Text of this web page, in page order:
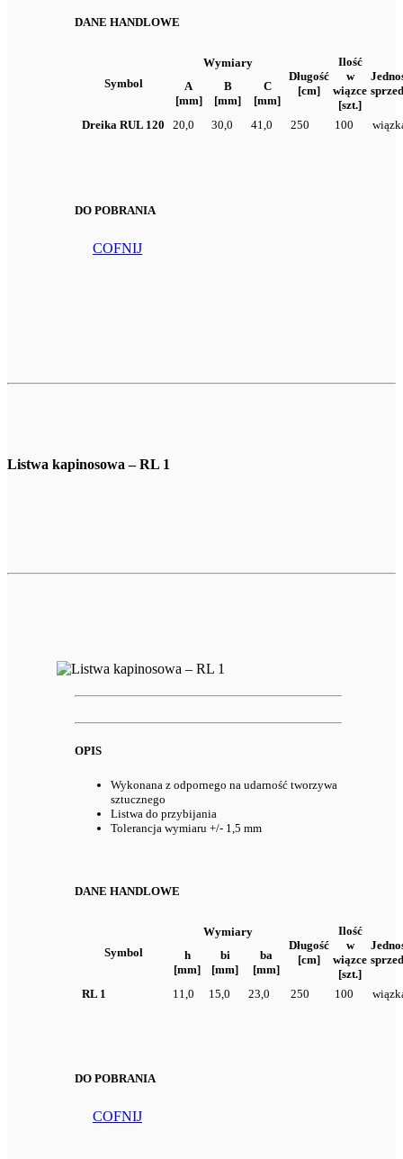
DANE HANDLOWE
Symbol
Wymiary
Długość
[cm]
Ilość
w
wiązce
[szt.]
A
[mm]
B
[mm]
C
[mm]
Dreika RUL 120
20,0 30,0 41,0 250 100
DO POBRANIA
COFNIJ
Listwa kapinosowa – RL 1
OPIS
Wykonana z odpornego na udarność tworzywa
sztucznego
Listwa do przybijania
Tolerancja wymiaru +/- 1,5 mm
DANE HANDLOWE
Symbol
Wymiary
Długość
[cm]
Ilość
w
wiązce
[szt.]
h
[mm]
bi
[mm]
ba
[mm]
RL 1
11,0 15,0 23,0 250 100
DO POBRANIA
COFNIJ